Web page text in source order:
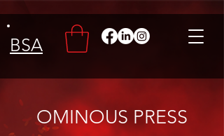
BSA
OMINOUS PRESS